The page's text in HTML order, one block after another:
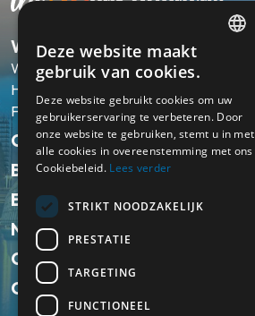
Workation
Wat is een Workation?
Hoe werkt het?
FAQ
Onze pakketten
Bestemmingen
Ervaringen
Nieuws
Over ons
Contact
Deze website maakt
gebruik van cookies.
Deze website gebruikt cookies om uw
gebruikerservaring te verbeteren. Door
onze website te gebruiken, stemt u in met
alle cookies in overeenstemming met ons
Cookiebeleid. Lees verder
STRIKT NOODZAKELIJK
PRESTATIE
TARGETING
FUNCTIONEEL